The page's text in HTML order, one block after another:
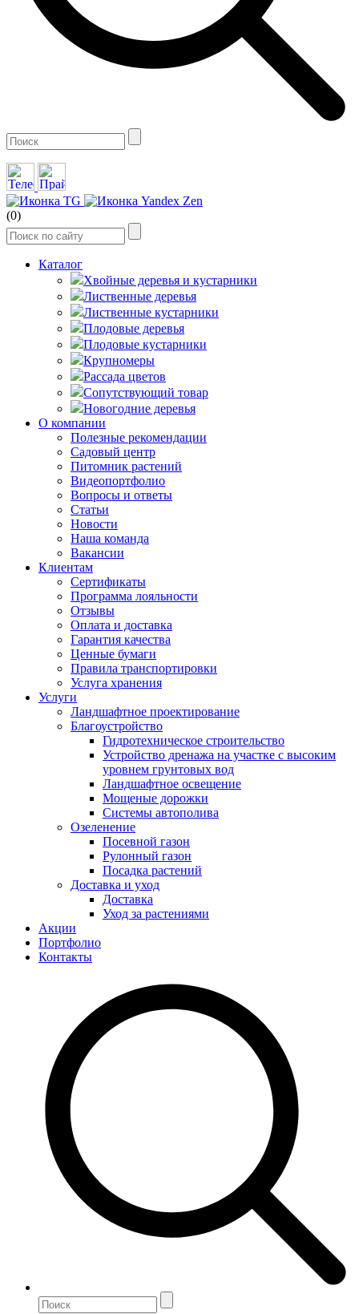
(0)
Каталог
Хвойные деревья и кустарники
Лиственные деревья
Лиственные кустарники
Плодовые деревья
Плодовые кустарники
Крупномеры
Рассада цветов
Сопутствующий товар
Новогодние деревья
О компании
Полезные рекомендации
Садовый центр
Питомник растений
Видеопортфолио
Вопросы и ответы
Статьи
Новости
Наша команда
Вакансии
Клиентам
Сертификаты
Программа лояльности
Отзывы
Оплата и доставка
Гарантия качества
Ценные бумаги
Правила транспортировки
Услуга хранения
Услуги
Ландшафтное проектирование
Благоустройство
Гидротехническое строительство
Устройство дренажа на участке с высоким
уровнем грунтовых вод
Ландшафтное освещение
Мощеные дорожки
Системы автополива
Озеленение
Посевной газон
Рулонный газон
Посадка растений
Доставка и уход
Доставка
Уход за растениями
Акции
Портфолио
Контакты